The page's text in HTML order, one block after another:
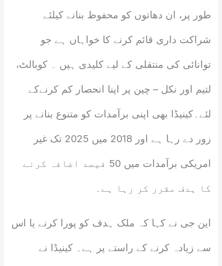
طور پر، ان دھاتوں کو محفوظ بنانے کیلئے
شراکت داری قائم کرنے کا خواہاں ہے جو
توانائی کی منتقلی کے لیے کلیدی ہیں ۔ کوبالٹ،
لتیم اور نکل – چین پر اپنا انحصار کم کرنےکے
لئے۔کینیڈا بھی اپنی برآمدات کو متنوع بنانے پر
زور دے رہا ہے اور 2018 میں 2025 تک غیر
امریکی برآمدات میں 50 فیصد اضافہ کرنے
کا ہدف مقرر کر رہا ہے۔
این جی نے کہا کہ ملک ہدف کو پورا کرنے یا اس
سے زیادہ کرنے کے راستے پر ہے۔ کینیڈا نے